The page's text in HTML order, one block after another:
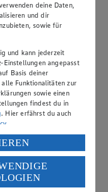
deines Marktes im
Blick.
deine Daten,
und dir
sowie für
und kann jederzeit
Einstellungen angepasst
Basis deiner
Funktionalitäten zur
sowie einen
findest du in
. Hier erfährst du auch
.
Daten in den
willigst du im Sinne
DSGVO ein, dass deine
werden. Der EuGH sieht